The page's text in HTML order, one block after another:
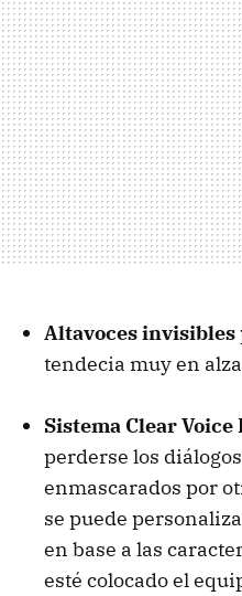
Altavoces invisibles
tendecia muy en
Sistema Clear Voice
perderse los
enmascarados por
se puede
en base a las
esté colocado el